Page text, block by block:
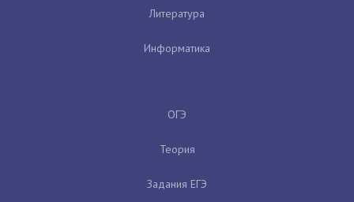
Литература
Информатика
ОГЭ
Теория
Задания ЕГЭ